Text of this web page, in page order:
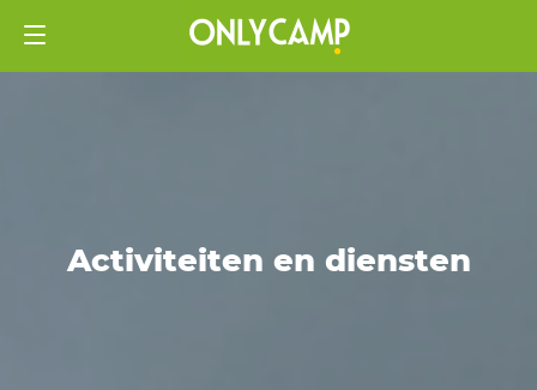
Activiteiten en diensten